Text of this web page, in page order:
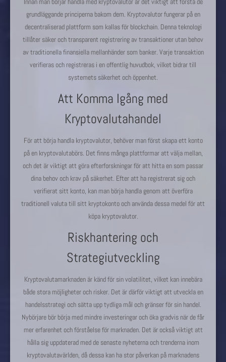
grundläggande principerna bakom dem. Kryptovalutor fungerar på en
decentraliserad plattform som kallas för blockchain. Denna teknologi
tillåter säker och transparent registrering av transaktioner utan behov
av traditionella finansiella mellanhänder som banker. Varje transaktion
verifieras och registreras i en offentlig huvudbok, vilket bidrar till
systemets säkerhet och öppenhet.
Att Komma Igång med
Kryptovalutahandel
För att börja handla kryptovalutor, behöver man först skapa ett konto
på en kryptovalutabörs. Det finns många plattformar att välja mellan,
och det är viktigt att göra efterforskningar för att hitta en som passar
dina behov och krav på säkerhet. Efter att ha registrerat sig och
verifierat sitt konto, kan man börja handla genom att överföra
traditionell valuta till sitt kryptokonto och använda dessa medel för att
köpa kryptovalutor.
Riskhantering och
Strategiutveckling
Kryptovalutamarknaden är känd för sin volatilitet, vilket kan innebära
både stora möjligheter och risker. Det är därför viktigt att utveckla en
handelsstrategi och sätta upp tydliga mål och gränser för sin handel.
Nybörjare bör börja med mindre investeringar och öka gradvis när de får
mer erfarenhet och förståelse för marknaden. Det är också viktigt att
hålla sig uppdaterad med de senaste nyheterna och trenderna inom
kryptovalutavärlden, då dessa kan ha stor påverkan på marknadens